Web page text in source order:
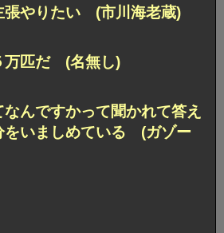
張やりたい (市川海老蔵)
万匹だ (名無し)
んですかって聞かれて答え
をいましめている (ガゾー